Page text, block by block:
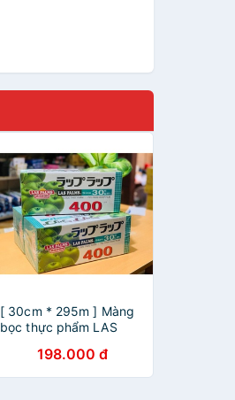
[ 30cm * 295m ] Màng
bọc thực phẩm LAS
198.000 đ